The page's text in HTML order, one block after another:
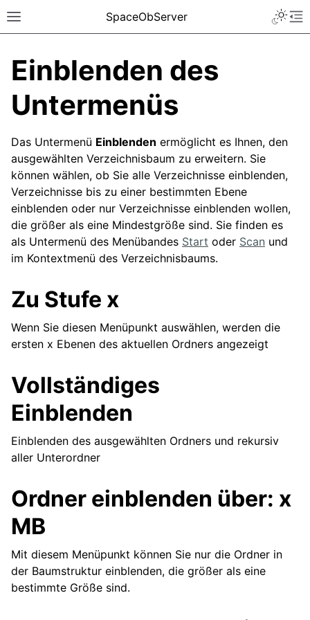
SpaceObServer
Einblenden des
Untermenüs
Das Untermenü Einblenden ermöglicht es Ihnen, den
ausgewählten Verzeichnisbaum zu erweitern. Sie
können wählen, ob Sie alle Verzeichnisse einblenden,
Verzeichnisse bis zu einer bestimmten Ebene
einblenden oder nur Verzeichnisse einblenden wollen,
die größer als eine Mindestgröße sind. Sie finden es
als Untermenü des Menübandes Start oder Scan und
im Kontextmenü des Verzeichnisbaums.
Zu Stufe x
Wenn Sie diesen Menüpunkt auswählen, werden die
ersten x Ebenen des aktuellen Ordners angezeigt
Vollständiges
Einblenden
Einblenden des ausgewählten Ordners und rekursiv
aller Unterordner
Ordner einblenden über: x
MB
Mit diesem Menüpunkt können Sie nur die Ordner in
der Baumstruktur einblenden, die größer als eine
bestimmte Größe sind.